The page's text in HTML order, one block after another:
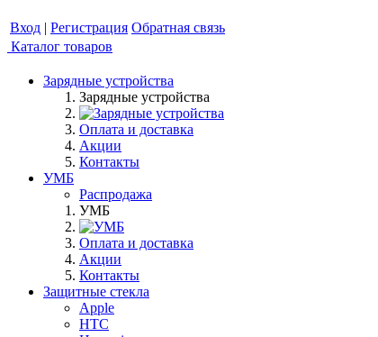
Вход | Регистрация Обратная связь
Каталог товаров
Зарядные устройства
Зарядные устройства
Оплата и доставка
Акции
Контакты
УМБ
Распродажа
УМБ
Оплата и доставка
Акции
Контакты
Защитные стекла
Apple
HTC